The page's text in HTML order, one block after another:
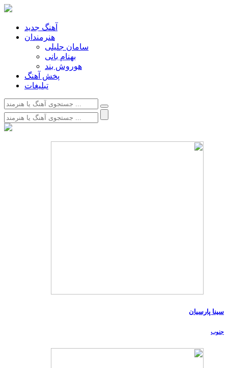
آهنگ جدید
هنرمندان
سامان جلیلی
بهنام بانی
هوروش بند
پخش آهنگ
تبلیغات
سینا پارسیان
جنوب